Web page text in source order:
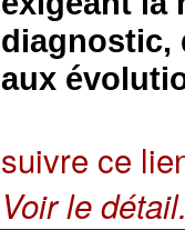
diagnostic,
aux
suivre ce
Voir le